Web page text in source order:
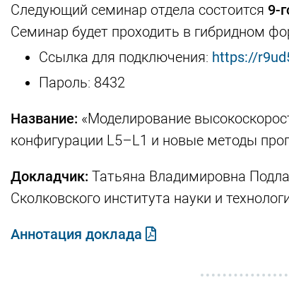
Следующий семинар отдела состоится 9-
Семинар будет проходить в гибридном
Ссылка для подключения: https://
Пароль: 8432
Название: «Моделирование
конфигурации L5–L1 и новые методы
Докладчик: Татьяна Владимировна
Сколковского института науки и
Аннотация доклада